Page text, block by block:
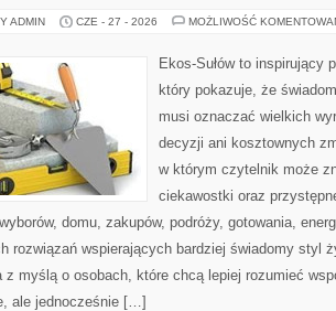
ADMIN CZE - 27 - 2026 MOŻLIWOŚĆ
Ekos-Sułów to inspirujący
który pokazuje, że
musi oznaczać wielkich
decyzji ani kosztownych
w którym czytelnik może
ciekawostki oraz
domu, zakupów, podróży, gotowania,
rozwiązań wspierających bardziej świadomy styl
z myślą o osobach, które chcą lepiej rozumieć
ale jednocześnie […]